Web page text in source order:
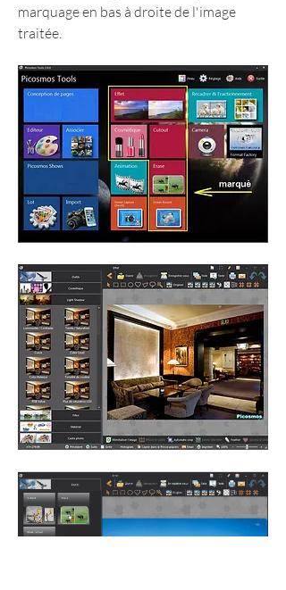
marquage en bas à droite de l'image
traitée.